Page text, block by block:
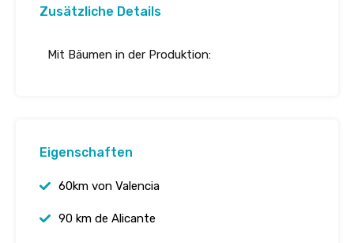
Zusätzliche Details
Mit Bäumen in der Produktion:
Eigenschaften
60km von Valencia
90 km de Alicante